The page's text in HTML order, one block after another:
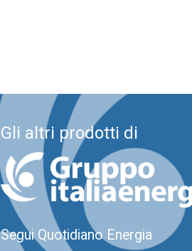
Gli altri prodotti di
Segui Quotidiano Energia